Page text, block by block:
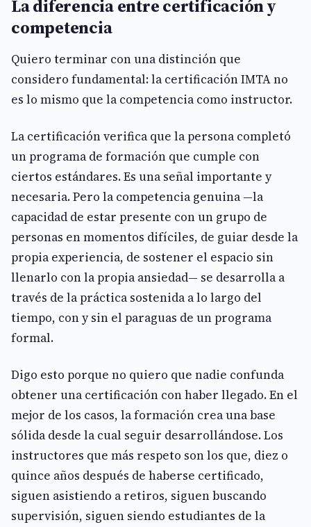
La diferencia entre certificación y
competencia
Quiero terminar con una distinción que
considero fundamental: la certificación IMTA no
es lo mismo que la competencia como instructor.
La certificación verifica que la persona completó
un programa de formación que cumple con
ciertos estándares. Es una señal importante y
necesaria. Pero la competencia genuina —la
capacidad de estar presente con un grupo de
personas en momentos difíciles, de guiar desde la
propia experiencia, de sostener el espacio sin
llenarlo con la propia ansiedad— se desarrolla a
través de la práctica sostenida a lo largo del
tiempo, con y sin el paraguas de un programa
formal.
Digo esto porque no quiero que nadie confunda
obtener una certificación con haber llegado. En el
mejor de los casos, la formación crea una base
sólida desde la cual seguir desarrollándose. Los
instructores que más respeto son los que, diez o
quince años después de haberse certificado,
siguen asistiendo a retiros, siguen buscando
supervisión, siguen siendo estudiantes de la